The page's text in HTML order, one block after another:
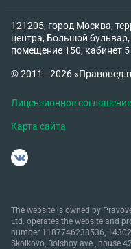
121205, город Москва,
центра, Большой
помещение 150, кабинет 5
© 2011—2026
Лицензионное соглашение
Карта сайта
The website is owned by
Ltd. operates the website and
number 1187746238536,
Skolkovo, Bolshoy ave., house